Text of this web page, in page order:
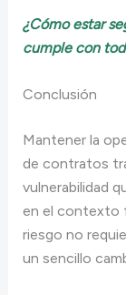
¿Cómo estar
cumple con
Conclusión
Mantener la
de contratos
vulnerabilidad
en el contexto
riesgo no
un sencillo